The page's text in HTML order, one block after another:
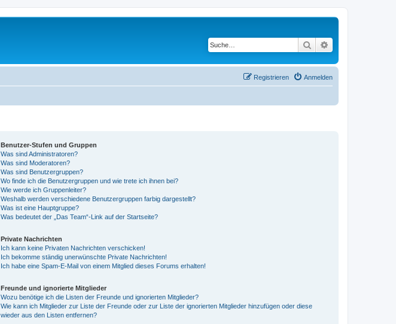
Suche
Anmelden
Registrieren
Benutzer-Stufen und Gruppen
Was sind Administratoren?
Was sind Moderatoren?
Was sind Benutzergruppen?
Wo finde ich die Benutzergruppen und wie trete ich ihnen bei?
Wie werde ich Gruppenleiter?
Weshalb werden verschiedene Benutzergruppen farbig dargestellt?
Was ist eine Hauptgruppe?
Was bedeutet der „Das Team“-Link auf der Startseite?
Private Nachrichten
Ich kann keine Privaten Nachrichten verschicken!
Ich bekomme ständig unerwünschte Private Nachrichten!
Ich habe eine Spam-E-Mail von einem Mitglied dieses Forums erhalten!
Freunde und ignorierte Mitglieder
Wozu benötige ich die Listen der Freunde und ignorierten Mitglieder?
Wie kann ich Mitglieder zur Liste der Freunde oder zur Liste der ignorierten Mitglieder hinzufügen oder diese
wieder aus den Listen entfernen?